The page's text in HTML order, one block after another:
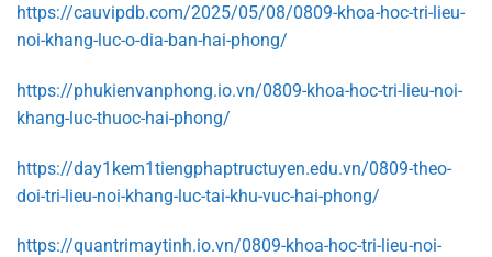
https://cauvipdb.com/2025/05/08/0809-khoa-hoc-tri-lieu-
noi-khang-luc-o-dia-ban-hai-phong/
https://phukienvanphong.io.vn/0809-khoa-hoc-tri-lieu-noi-
khang-luc-thuoc-hai-phong/
https://day1kem1tiengphaptructuyen.edu.vn/0809-theo-
doi-tri-lieu-noi-khang-luc-tai-khu-vuc-hai-phong/
https://quantrimaytinh.io.vn/0809-khoa-hoc-tri-lieu-noi-